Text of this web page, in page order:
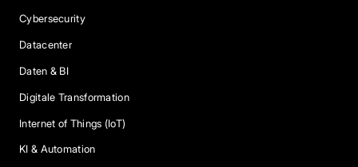
Cybersecurity
Datacenter
Daten & BI
Digitale Transformation
Internet of Things (IoT)
KI & Automation